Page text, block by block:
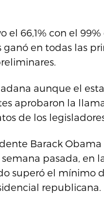
66,1% con el 99%
en todas las
aunque el
aprobaron la
de los
Barack
pasada, en
superó el mínimo
republicana.